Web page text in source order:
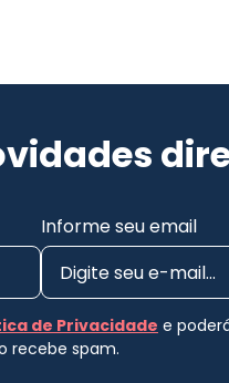
Informe seu email
de Privacidade e
recebe spam.